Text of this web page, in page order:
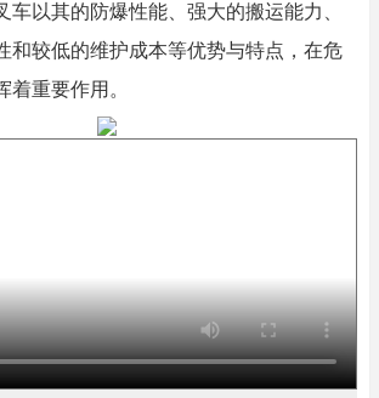
车以其的防爆性能、强大的搬运能力、
和较低的维护成本等优势与特点，在危
着重要作用。